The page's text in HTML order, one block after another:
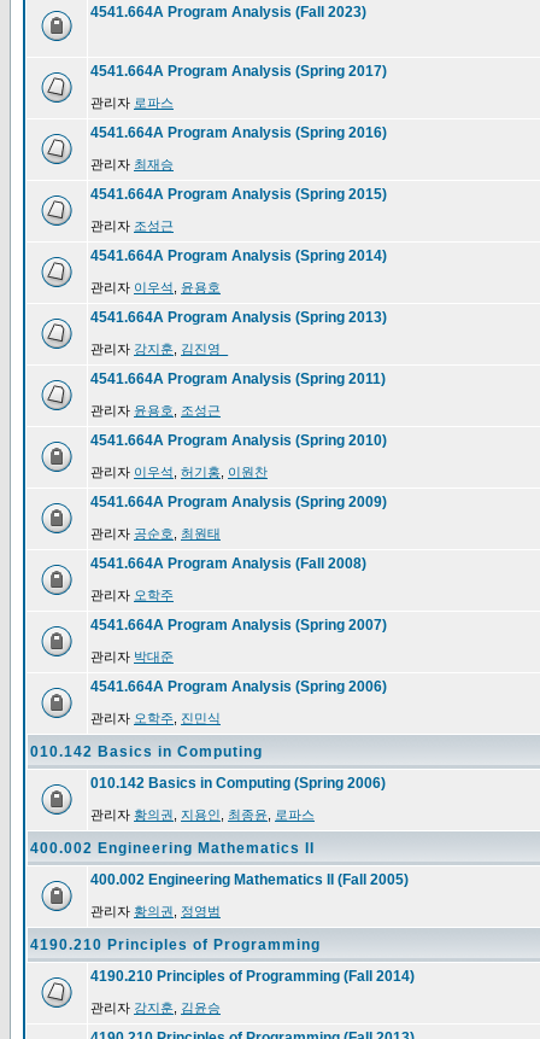
4541.664A Program Analysis (Fall 2023)
4541.664A Program Analysis (Spring 2017)
관리자 로파스
4541.664A Program Analysis (Spring 2016)
관리자 최재승
4541.664A Program Analysis (Spring 2015)
관리자 조성근
4541.664A Program Analysis (Spring 2014)
관리자 이우석 윤용호
4541.664A Program Analysis (Spring 2013)
관리자 강지훈 김진영_
4541.664A Program Analysis (Spring 2011)
관리자 윤용호 조성근
4541.664A Program Analysis (Spring 2010)
관리자 이우석 허기홍 이원찬
4541.664A Program Analysis (Spring 2009)
관리자 공순호 최원태
4541.664A Program Analysis (Fall 2008)
관리자 오학주
4541.664A Program Analysis (Spring 2007)
관리자 박대준
4541.664A Program Analysis (Spring 2006)
관리자 오학주 진민식
010.142 Basics in Computing
010.142 Basics in Computing (Spring 2006)
관리자 황의권 지용인 최종윤 로파스
400.002 Engineering Mathematics II
400.002 Engineering Mathematics II (Fall 2005)
관리자 황의권 정영범
4190.210 Principles of Programming
4190.210 Principles of Programming (Fall 2014)
관리자 강지훈 김윤승